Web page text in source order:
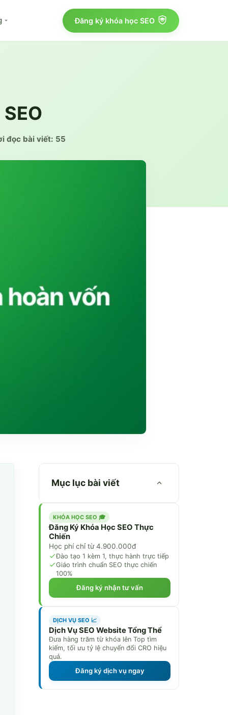
Đăng ký khóa học SEO
đọc bài viết: 55
Mục lục bài viết
KHÓA HỌC SEO 🎓
Đăng Ký Khóa Học SEO Thực
Chiến
Học phí chỉ từ 4.900.000đ
Đào tạo 1 kèm 1, thực hành trực tiếp
Giáo trình chuẩn SEO thực chiến
100%
Đăng ký nhận tư vấn
DỊCH VỤ SEO 📈
Dịch Vụ SEO Website Tổng Thể
Đưa hàng trăm từ khóa lên Top tìm
kiếm, tối ưu tỷ lệ chuyển đổi CRO hiệu
quả.
Đăng ký dịch vụ ngay